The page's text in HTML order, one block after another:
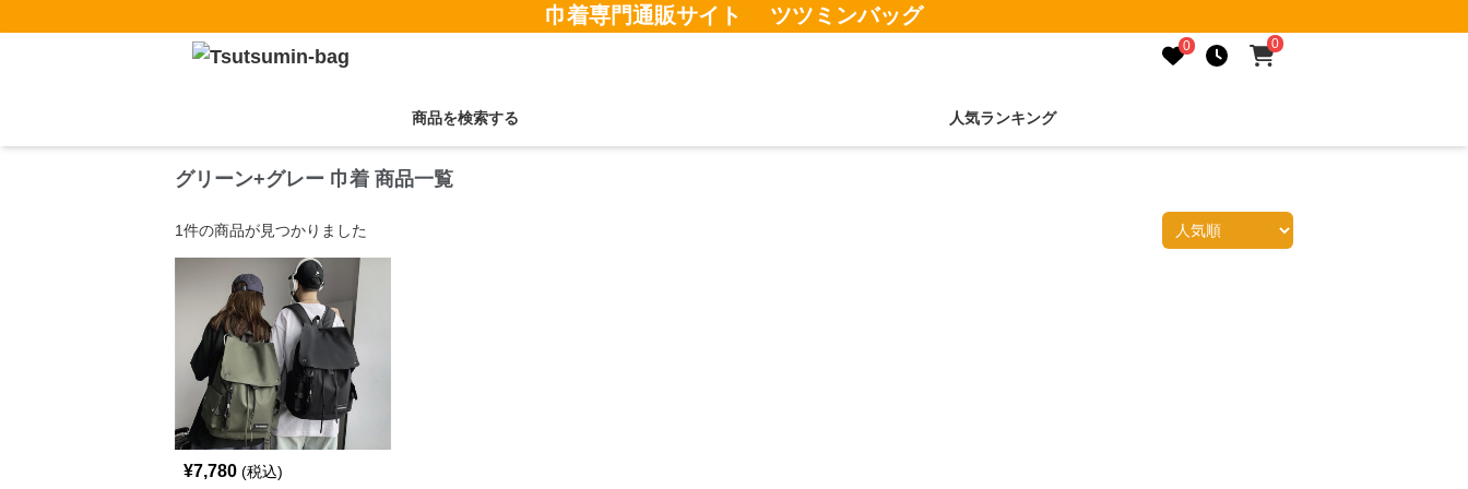
巾着専門通販サイト ツツミンバッグ
0 0
商品を検索する 人気ランキング
グリーン+グレー 巾着 商品一覧
1件の商品が見つかりました
¥7,780 (税込)